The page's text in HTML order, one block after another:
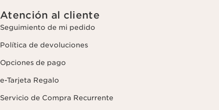
Atención al cliente
Seguimiento de mi pedido
Política de devoluciones
Opciones de pago
e-Tarjeta Regalo
Servicio de Compra Recurrente